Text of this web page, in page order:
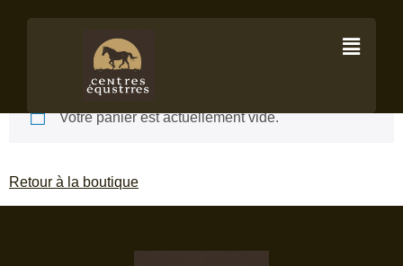
Panier
Votre panier est actuellement vide.
Retour à la boutique